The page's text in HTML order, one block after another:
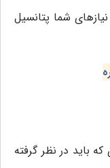
شما پتانسیل
باید در نظر گرفته